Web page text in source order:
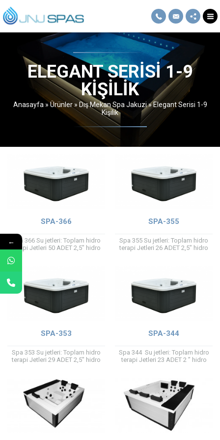
ELEGANT SERISI 1-9
KIŞILIK
Anasayfa »Ürünler» Dış Mekan Spa Jakuzi»Elegant Serisi 1-9
Kişilik
SPA-366
Spa 366 Su jetleri: Toplam hidro
terapi Jetleri 50 ADET 2,5" hidro
SPA-355
Spa 355 Su jetleri: Toplam hidro
terapi Jetleri 26 ADET 2,5″ hidro
SPA-353
Spa 353 Su jetleri: Toplam hidro
terapi Jetleri 29 ADET 2,5″ hidro
SPA-344
Spa 344 Su jetleri: Toplam hidro
terapi Jetleri 23 ADET 2 ” hidro
←